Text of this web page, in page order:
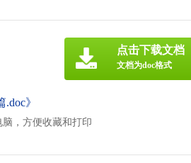
》
，方便收藏和打印
点击下载文档
文档为doc格式